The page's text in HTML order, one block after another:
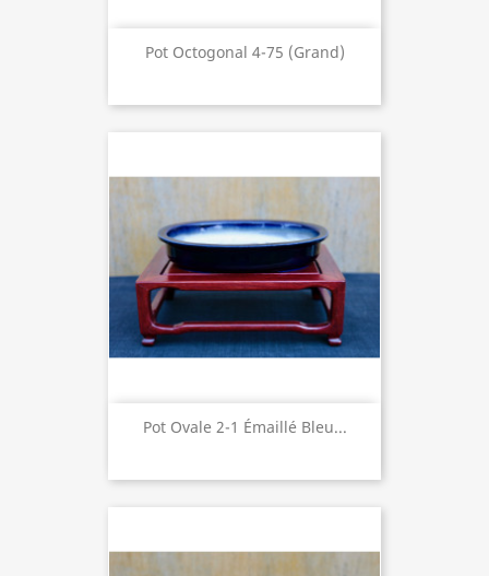
Pot Octogonal 4-75 (grand)
Pot Ovale 2-1 Émaillé Bleu...